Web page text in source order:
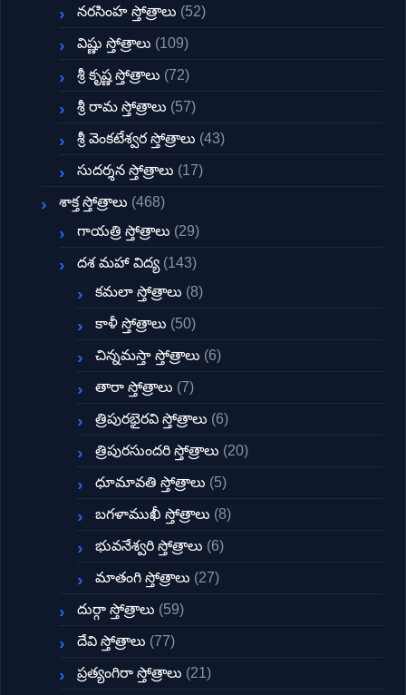
నరసింహ స్తోత్రాలు (52)
విష్ణు స్తోత్రాలు (109)
శ్రీ కృష్ణ స్తోత్రాలు (72)
శ్రీ రామ స్తోత్రాలు (57)
శ్రీ వెంకటేశ్వర స్తోత్రాలు (43)
సుదర్శన స్తోత్రాలు (17)
శాక్త స్తోత్రాలు (468)
గాయత్రి స్తోత్రాలు (29)
దశ మహా విద్య (143)
కమలా స్తోత్రాలు (8)
కాళీ స్తోత్రాలు (50)
చిన్నమస్తా స్తోత్రాలు (6)
తారా స్తోత్రాలు (7)
త్రిపురభైరవి స్తోత్రాలు (6)
త్రిపురసుందరి స్తోత్రాలు (20)
ధూమావతి స్తోత్రాలు (5)
బగళాముఖీ స్తోత్రాలు (8)
భువనేశ్వరి స్తోత్రాలు (6)
మాతంగి స్తోత్రాలు (27)
దుర్గా స్తోత్రాలు (59)
దేవి స్తోత్రాలు (77)
ప్రత్యంగిరా స్తోత్రాలు (21)